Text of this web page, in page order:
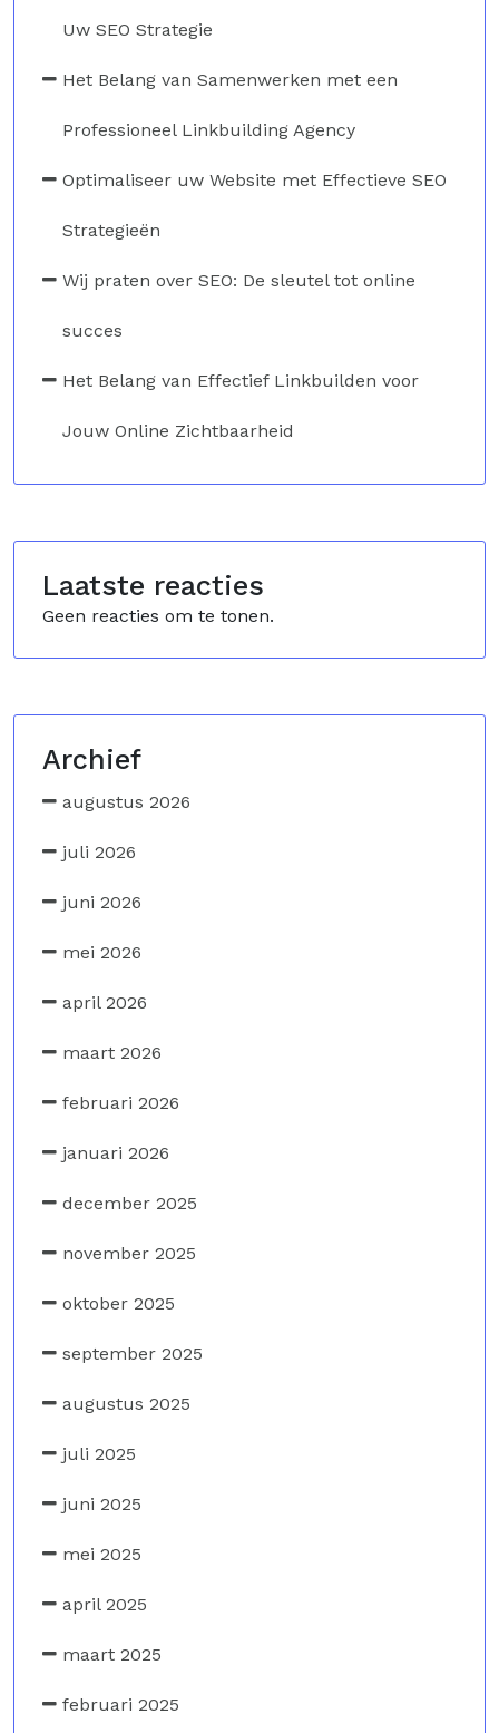
Uw SEO Strategie
Het Belang van Samenwerken met een
Professioneel Linkbuilding Agency
Optimaliseer uw Website met Effectieve SEO
Strategieën
Wij praten over SEO: De sleutel tot online
succes
Het Belang van Effectief Linkbuilden voor
Jouw Online Zichtbaarheid
Laatste reacties
Geen reacties om te tonen.
Archief
augustus 2026
juli 2026
juni 2026
mei 2026
april 2026
maart 2026
februari 2026
januari 2026
december 2025
november 2025
oktober 2025
september 2025
augustus 2025
juli 2025
juni 2025
mei 2025
april 2025
maart 2025
februari 2025